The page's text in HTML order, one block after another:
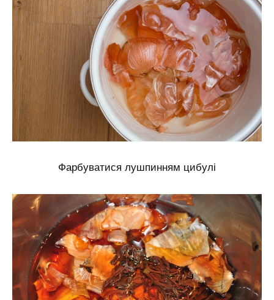
Фарбуватися лушпинням цибулі